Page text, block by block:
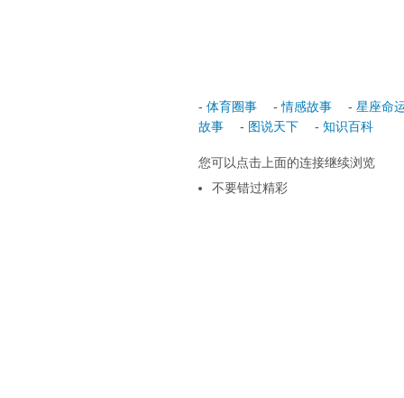
- 体育圈事 -情感故事 - 星座命
故事
- 图说天下 - 知识百科
您可以点击上面的连接继续浏览
不要错过精彩